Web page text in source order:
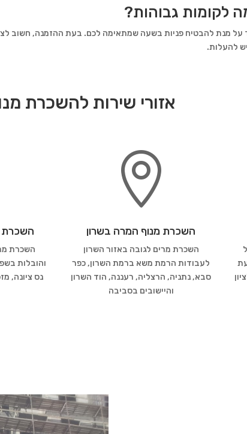
לקומות גבוהות?
על מנת להבטיח פניות בשעה שמתאימה לכם. בעת ההזמנה, חשוב
להעלות.
אזורי שירות להשכרת
השכרת
השכרת
והובלות
נס ציונה,

השכרת מנוף המרה בשרון
השכרת מרים לגובה באזור השרון
לעבודות הרמת משא ברמת השרון, כפר
סבא, נתניה, הרצליה, רעננה, הוד השרון
והיישובים בסביבה